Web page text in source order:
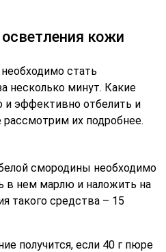
кожи
стать
несколько минут. Какие
эффективно отбелить и
их подробнее.
смородины необходимо
в нем марлю и наложить на
такого средства – 15
получится, если 40 г пюре